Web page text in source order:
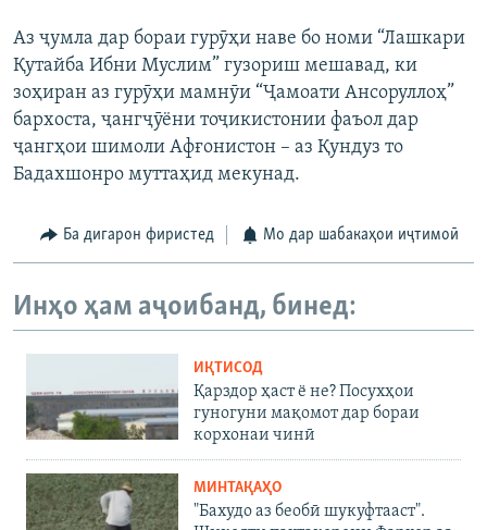
Аз ҷумла дар бораи гурӯҳи наве бо номи “Лашкари
Қутайба Ибни Муслим” гузориш мешавад, ки
зоҳиран аз гурӯҳи мамнӯи “Ҷамоати Ансоруллоҳ”
бархоста, ҷангҷӯёни тоҷикистонии фаъол дар
ҷангҳои шимоли Афғонистон – аз Қундуз то
Бадахшонро муттаҳид мекунад.
Ба дигарон фиристед Мо дар шабакаҳои иҷтимоӣ
Инҳо ҳам аҷоибанд, бинед:
ИҚТИСОД
Қарздор ҳаст ё не? Посухҳои
гуногуни мақомот дар бораи
корхонаи чинӣ
МИНТАҚАҲО
"Бахудо аз беобӣ шукуфтааст".